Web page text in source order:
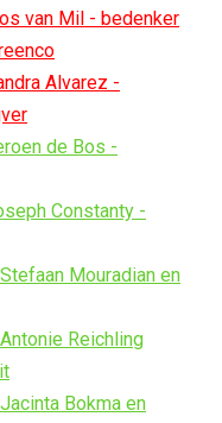
van Mil - bedenker
Alvarez -
de Bos -
Constanty -
Stefaan Mouradian en
Antonie Reichling
Jacinta Bokma en